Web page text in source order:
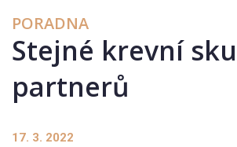
PORADNA
Stejné krevní
partnerů
17. 3. 2022